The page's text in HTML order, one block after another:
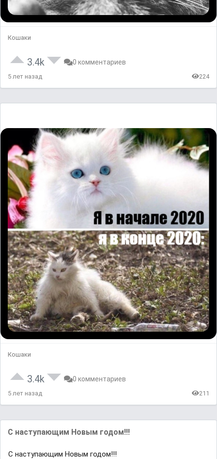
Кошаки
3.4k 0 комментариев
5 лет назад 224
Кошаки
3.4k 0 комментариев
5 лет назад 211
С наступающим Новым годом!!!
С наступающим Новым годом!!!